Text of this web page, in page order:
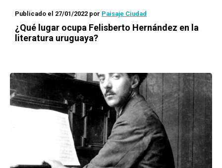
Publicado el 27/01/2022 por Paisaje Ciudad
¿Qué lugar ocupa Felisberto Hernández en la
literatura uruguaya?